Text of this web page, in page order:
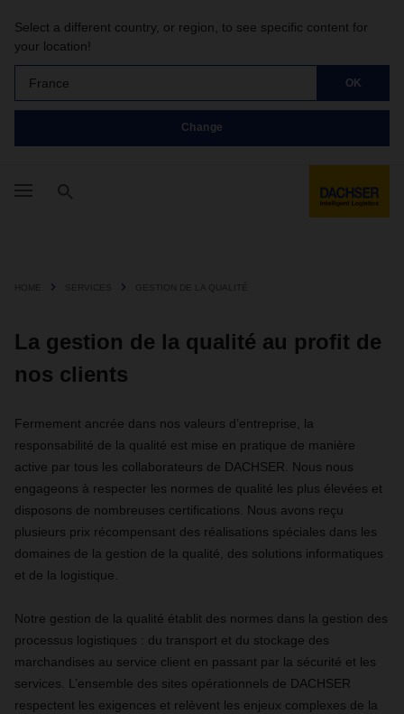
Select a different country, or region, to see specific content for
your location!
France OK
Change
HOME SERVICES GESTION DE LA QUALITÉ
La gestion de la qualité au profit de
nos clients
Fermement ancrée dans nos valeurs d’entreprise, la
responsabilité de la qualité est mise en pratique de manière
active par tous les collaborateurs de DACHSER. Nous nous
engageons à respecter les normes de qualité les plus élevées et
disposons de nombreuses certifications. Nous avons reçu
plusieurs prix récompensant des réalisations spéciales dans les
domaines de la gestion de la qualité, des solutions informatiques
et de la logistique.
Notre gestion de la qualité établit des normes dans la gestion des
processus logistiques : du transport et du stockage des
marchandises au service client en passant par la sécurité et les
services. L’ensemble des sites opérationnels de DACHSER
respectent les exigences et relèvent les enjeux complexes de la